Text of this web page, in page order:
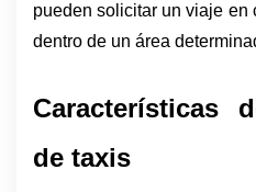
pueden solicitar un viaje en
dentro de un área
Características
de taxis